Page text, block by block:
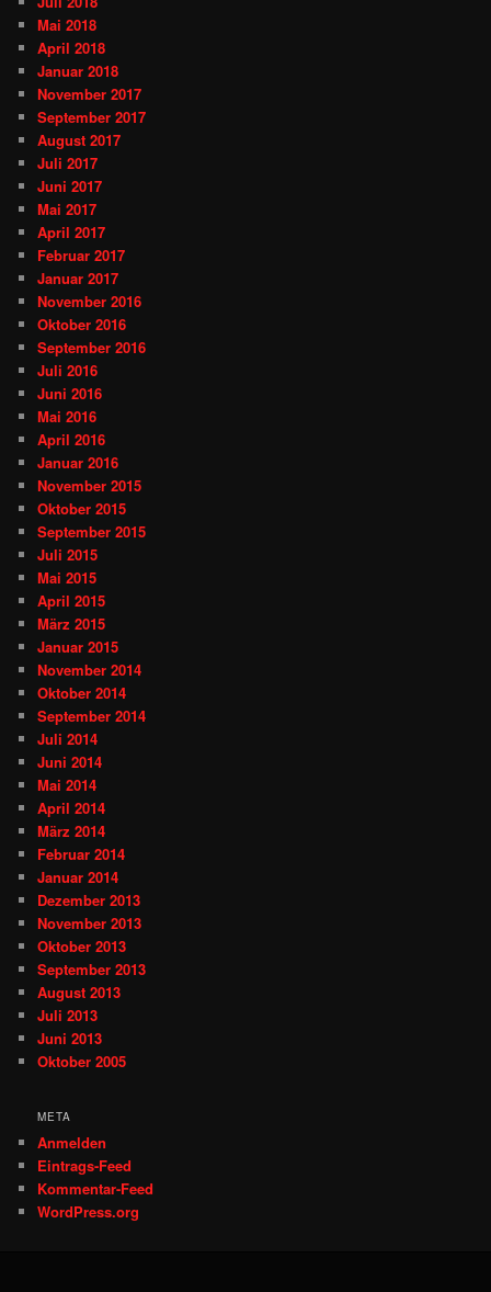
Mai 2018
April 2018
Januar 2018
November 2017
September 2017
August 2017
Juli 2017
Juni 2017
Mai 2017
April 2017
Februar 2017
Januar 2017
November 2016
Oktober 2016
September 2016
Juli 2016
Juni 2016
Mai 2016
April 2016
Januar 2016
November 2015
Oktober 2015
September 2015
Juli 2015
Mai 2015
April 2015
März 2015
Januar 2015
November 2014
Oktober 2014
September 2014
Juli 2014
Juni 2014
Mai 2014
April 2014
März 2014
Februar 2014
Januar 2014
Dezember 2013
November 2013
Oktober 2013
September 2013
August 2013
Juli 2013
Juni 2013
Oktober 2005
META
Anmelden
Eintrags-Feed
Kommentar-Feed
WordPress.org